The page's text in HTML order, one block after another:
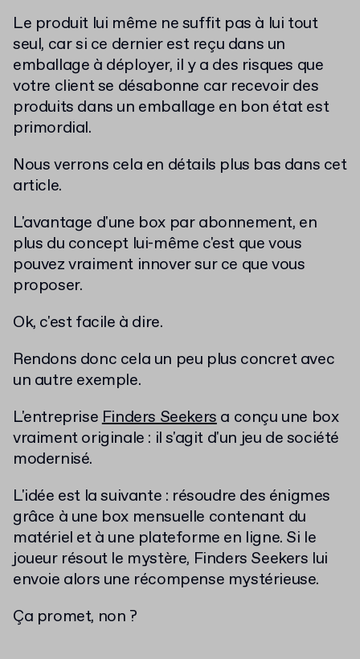
Le produit lui même ne suffit pas à lui tout
seul, car si ce dernier est reçu dans un
emballage à déployer, il y a des risques que
votre client se désabonne car recevoir des
produits dans un emballage en bon état est
primordial.
Nous verrons cela en détails plus bas dans cet
article.
L'avantage d'une box par abonnement, en
plus du concept lui-même c'est que vous
pouvez vraiment innover sur ce que vous
proposer.
Ok, c'est facile à dire.
Rendons donc cela un peu plus concret avec
un autre exemple.
L'entrepriseFinders Seekersa conçu une box
vraiment originale : il s'agit d'un jeu de société
modernisé.
L'idée est la suivante : résoudre des énigmes
grâce à une box mensuelle contenant du
matériel et à une plateforme en ligne. Si le
joueur résout le mystère, Finders Seekers lui
envoie alors une récompense mystérieuse.
Ça promet, non ?